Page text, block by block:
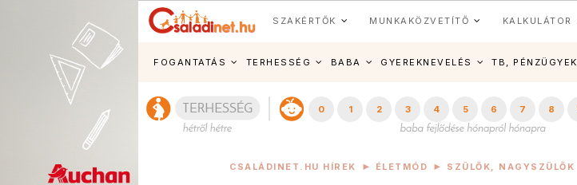
SZAKÉRTŐK MUNKAKÖZVETÍTŐ KALKULÁTOR
FOGANTATÁS TERHESSÉG BABA GYEREKNEVELÉS TB, PÉNZÜGYEK
0 1 2 3 4 5 6 7 8
CSALÁDINET.HU HÍREK ÉLETMÓD SZÜLŐK, NAGYSZÜLŐK